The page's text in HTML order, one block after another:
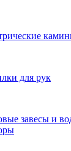
для рук
завесы и